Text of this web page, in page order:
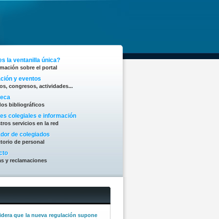
la ventanilla única?
sobre el portal
y eventos
congresos, actividades...
bibliográficos
colegiales e información
servicios en la red
de colegiados
de personal
y reclamaciones
la creación del Comité de
pero advierte de que su éxito
de la Enfermería
que la nueva regulación supone